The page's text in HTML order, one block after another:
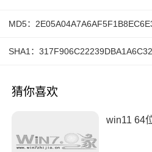
MD5：
SHA1：
猜你喜欢
win11 64